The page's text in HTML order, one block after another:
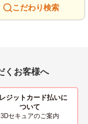
こだわり検索
くお客様へ
ジットカード払いに
ついて
3Dセキュアのご案内